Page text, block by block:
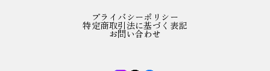
プライバシーポリシー
特定商取引法に基づく表記
お問い合わせ